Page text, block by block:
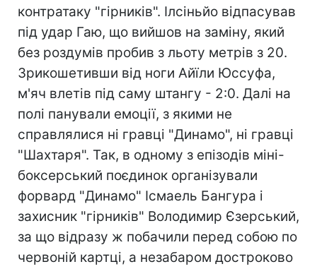
контратаку "гірників". Ілсіньйо відпасував
під удар Гаю, що вийшов на заміну, який
без роздумів пробив з льоту метрів з 20.
Зрикошетивши від ноги Айїли Юссуфа,
м'яч влетів під саму штангу - 2:0. Далі на
полі панували емоції, з якими не
справлялися ні гравці "Динамо", ні гравці
"Шахтаря". Так, в одному з епізодів міні-
боксерський поєдинок організували
форвард "Динамо" Ісмаель Бангура і
захисник "гірників" Володимир Єзерський,
за що відразу ж побачили перед собою по
червоній картці, а незабаром достроково